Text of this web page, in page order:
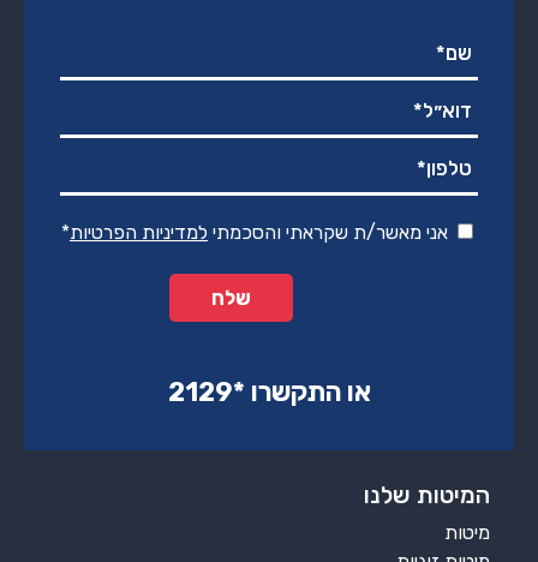
אני מאשר/ת שקראתי והסכמתי למדיניות הפרטיות*
או התקשרו ‏*2129‏
המיטות שלנו
מיטות